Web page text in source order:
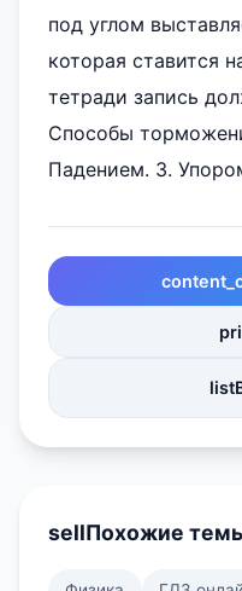
под углом
которая ставится
тетради запись
Способы
Падением. 3.
list
sellПохожие